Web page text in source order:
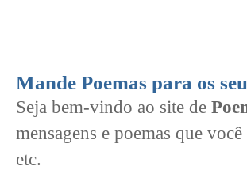
Mande Poemas para os
Seja bem-vindo ao site de
mensagens e poemas que
etc.